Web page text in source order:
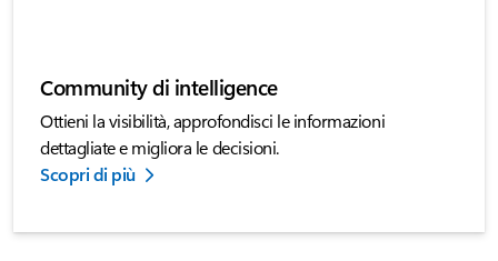
Community di intelligence
Ottieni la visibilità, approfondisci le informazioni
dettagliate e migliora le decisioni.
Scopri di più